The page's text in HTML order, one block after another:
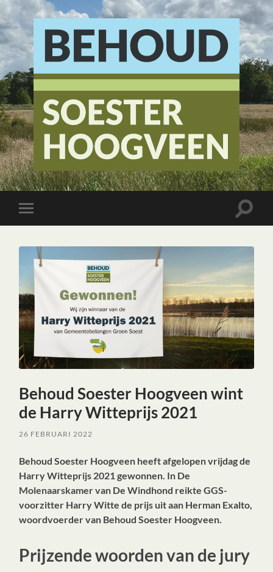
Stichting
Behoud
Soester
Toggle
mobiel
Toggle
Behoud Soester Hoogveen wint
de Harry Witteprijs 2021
26 FEBRUARI 2022
Behoud Soester Hoogveen heeft afgelopen vrijdag de
Harry Witteprijs 2021 gewonnen. In De
Molenaarskamer van De Windhond reikte GGS-
voorzitter Harry Witte de prijs uit aan Herman Exalto,
woordvoerder van Behoud Soester Hoogveen.
Prijzende woorden van de jury